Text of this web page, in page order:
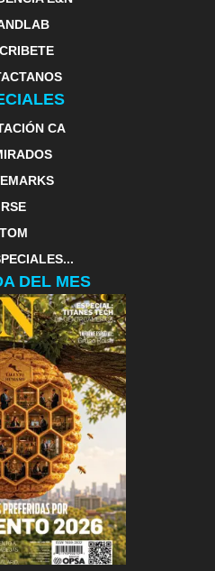
CA
RSE
TOM
DEL MES